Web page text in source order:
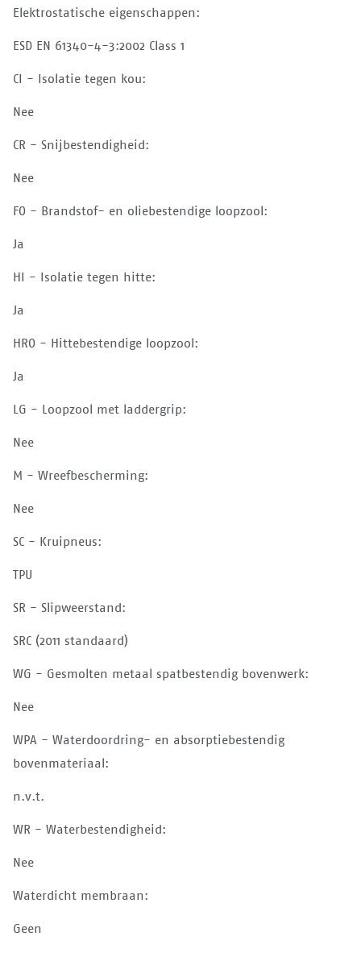
Elektrostatische eigenschappen:
ESD EN 61340-4-3:2002 Class 1
CI - Isolatie tegen kou:
Nee
CR - Snijbestendigheid:
Nee
FO - Brandstof- en oliebestendige loopzool:
Ja
HI - Isolatie tegen hitte:
Ja
HRO - Hittebestendige loopzool:
Ja
LG - Loopzool met laddergrip:
Nee
M - Wreefbescherming:
Nee
SC - Kruipneus:
TPU
SR - Slipweerstand:
SRC (2011 standaard)
WG - Gesmolten metaal spatbestendig bovenwerk:
Nee
WPA - Waterdoordring- en absorptiebestendig
bovenmateriaal:
n.v.t.
WR - Waterbestendigheid:
Nee
Waterdicht membraan:
Geen